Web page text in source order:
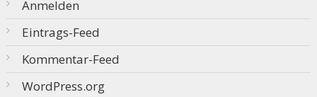
Anmelden
Eintrags-Feed
Kommentar-Feed
WordPress.org